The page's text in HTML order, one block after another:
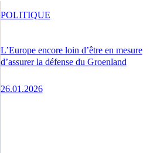
L’Europe encore loin d’être en mesure
d’assurer la défense du Groenland
26.01.2026
POLITIQUE